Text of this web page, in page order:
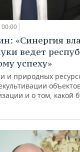
00:00
«Синергия
ведет
успеху»
и природных
и о том, какой